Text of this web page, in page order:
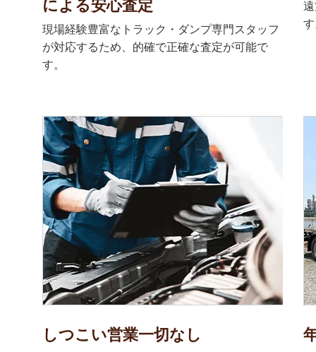
による安心査定
現場経験豊富なトラック・ダンプ専門スタッフ
が対応するため、的確で正確な査定が可能で
す。
しつこい営業一切なし